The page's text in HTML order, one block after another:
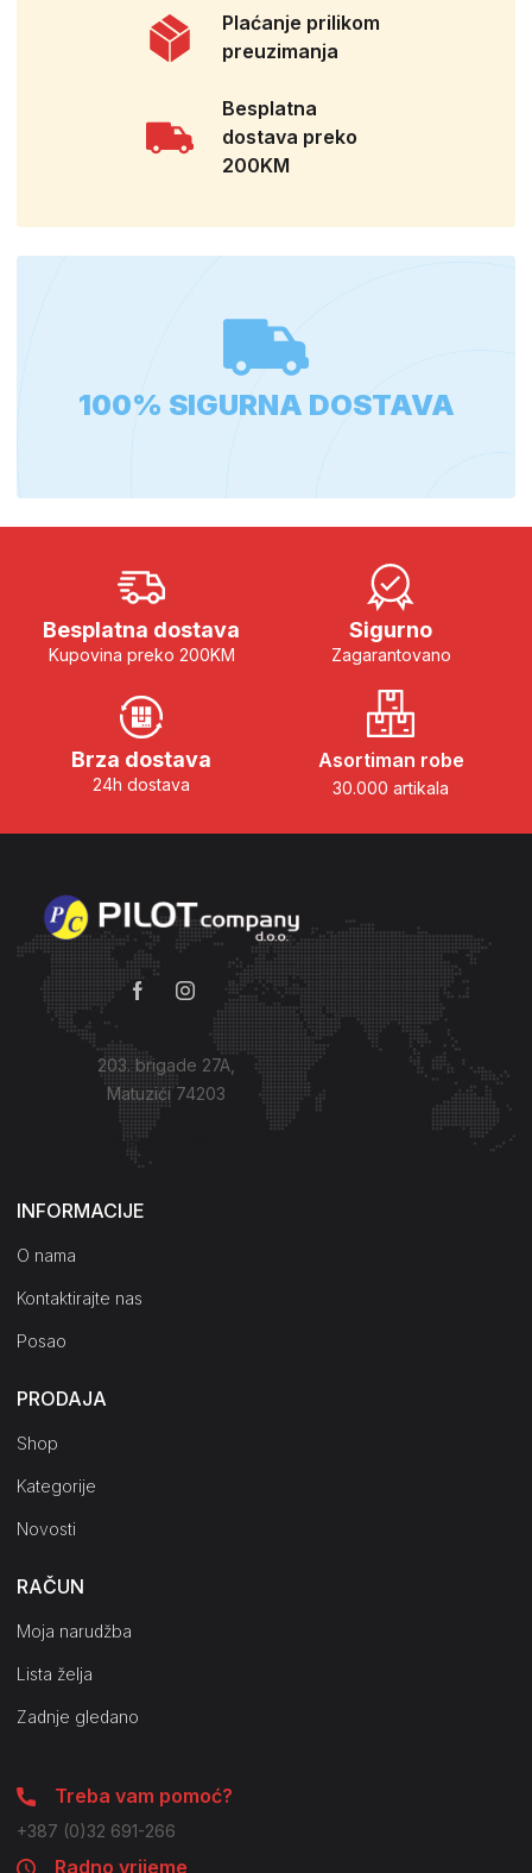
Plaćanje prilikom
preuzimanja
Besplatna
dostava preko
200KM
100% SIGURNA DOSTAVA
Besplatna dostava
Kupovina preko 200KM
Sigurno
Zagarantovano
Brza dostava
24h dostava
Asortiman robe
30.000 artikala
203. brigade 27A,
Matuzići 74203
Kako do nas?
INFORMACIJE
O nama
Kontaktirajte nas
Posao
PRODAJA
Shop
Kategorije
Novosti
RAČUN
Moja narudžba
Lista želja
Zadnje gledano
Treba vam pomoć?
+387 (0)32 691-266
Radno vrijeme